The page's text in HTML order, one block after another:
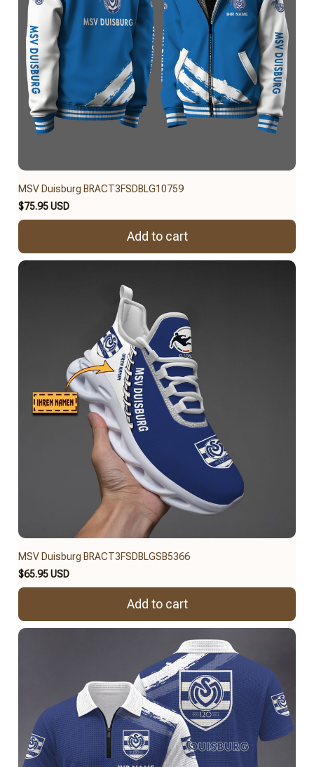
MSV Duisburg BRACT3FSDBLG10759
$75.95 USD
Add to cart
MSV Duisburg BRACT3FSDBLGSB5366
$65.95 USD
Add to cart